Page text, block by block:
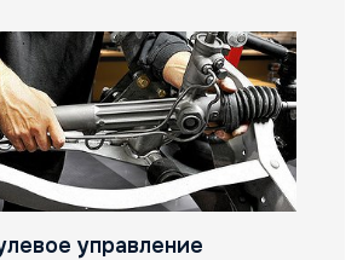
управление